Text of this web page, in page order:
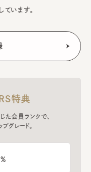
います。
特典
会員ランクで、
グレード。
%